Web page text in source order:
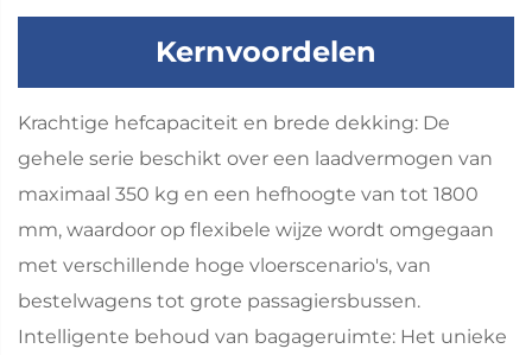
Kernvoordelen
Krachtige hefcapaciteit en brede dekking: De
gehele serie beschikt over een laadvermogen van
maximaal 350 kg en een hefhoogte van tot 1800
mm, waardoor op flexibele wijze wordt omgegaan
met verschillende hoge vloerscenario's, van
bestelwagens tot grote passagiersbussen.
Intelligente behoud van bagageruimte: Het unieke